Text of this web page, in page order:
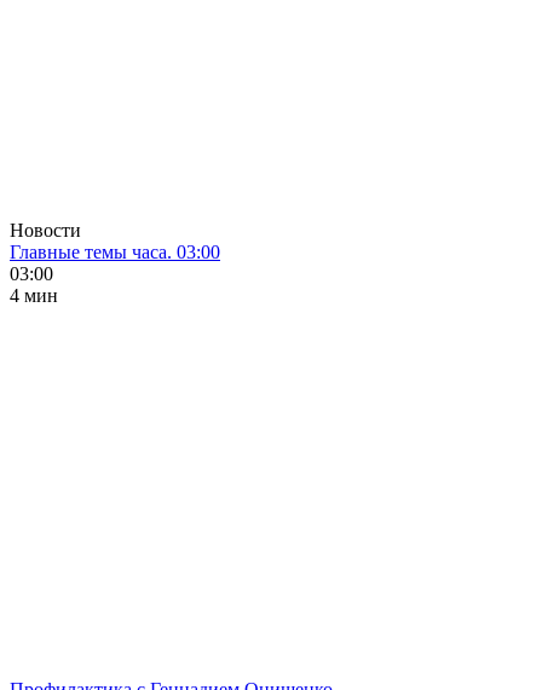
Новости
Главные темы часа. 03:00
03:00
4 мин